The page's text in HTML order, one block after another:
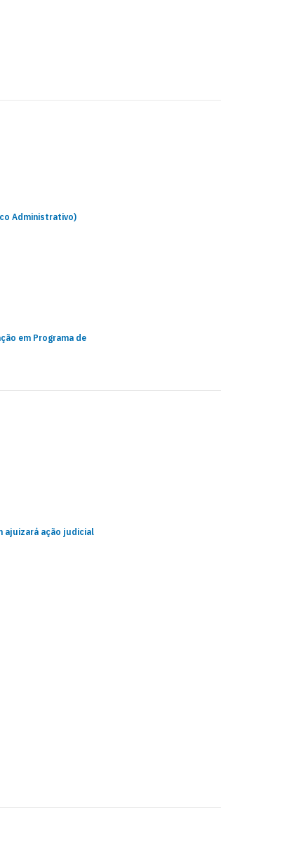
Administrativo)
em Programa de
ajuizará ação judicial